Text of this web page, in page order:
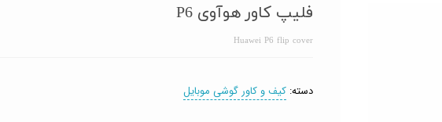
فلیپ کاور هوآوی P6
Huawei P6 flip cover
دسته:کیف و کاور گوشی موبایل